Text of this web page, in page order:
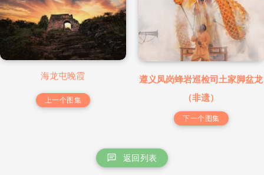
海龙屯晚霞
上一个图集
遵义凤岗蜂岩巡检司土家脚盆龙
（非遗）
下一个图集
返回列表